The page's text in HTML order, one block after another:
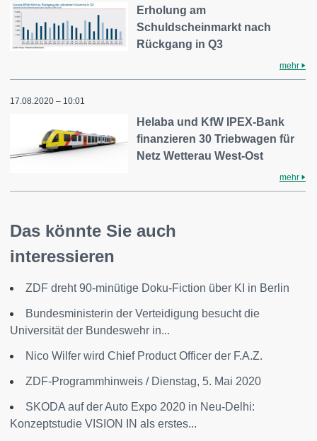
Erholung am
Schuldscheinmarkt nach
Rückgang in Q3
mehr
17.08.2020 – 10:01
Helaba und KfW IPEX-Bank
finanzieren 30 Triebwagen für
Netz Wetterau West-Ost
mehr
Das könnte Sie auch
interessieren
ZDF dreht 90-minütige Doku-Fiction über KI in Berlin
Bundesministerin der Verteidigung besucht die
Universität der Bundeswehr in...
Nico Wilfer wird Chief Product Officer der F.A.Z.
ZDF-Programmhinweis / Dienstag, 5. Mai 2020
SKODA auf der Auto Expo 2020 in Neu-Delhi:
Konzeptstudie VISION IN als erstes...